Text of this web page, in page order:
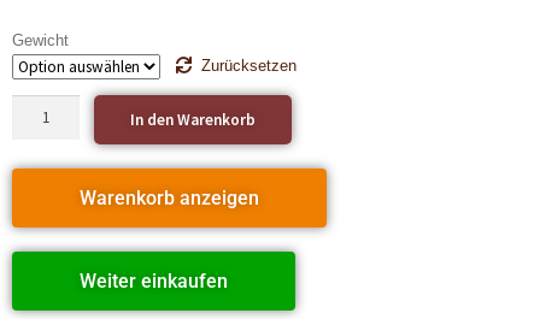
Gewicht
Zurücksetzen
In den Warenkorb
Warenkorb anzeigen
Weiter einkaufen